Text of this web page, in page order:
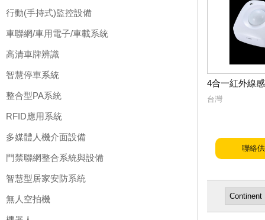
行動(手持式)監控設備
車聯網/車用電子/車載系統
高清車牌辨識
智慧停車系統
整合型PA系統
RFID應用系統
多媒體人機介面設備
門禁聯網整合系統與設備
智慧型居家安防系統
無人空拍機
4合一紅外線
台灣
聯絡